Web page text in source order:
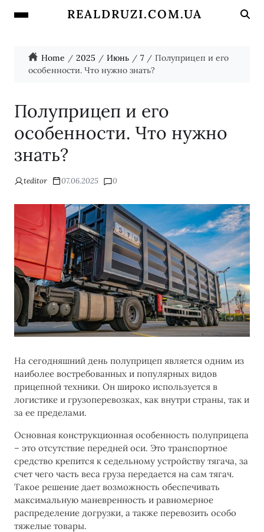
REALDRUZI.COM.UA
Home 2025 Июнь 7
Полуприцеп и его
особенности. Что нужно знать?
Полуприцеп и его
особенности. Что нужно
знать?
teditor 07.06.2025 0
На сегодняшний день полуприцеп является одним из
наиболее востребованных и популярных видов
прицепной техники. Он широко используется в
логистике и грузоперевозках, как внутри страны, так и
за ее пределами.
Основная конструкционная особенность полуприцепа
– это отсутствие передней оси. Это транспортное
средство крепится к седельному устройству тягача, за
счет чего часть веса груза передается на сам тягач.
Такое решение дает возможность обеспечивать
максимальную маневренность и равномерное
распределение догрузки, а также перевозить особо
тяжелые товары.